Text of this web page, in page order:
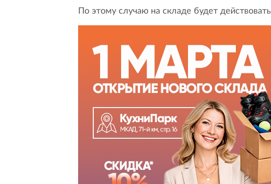
По этому случаю на складе будет действовать